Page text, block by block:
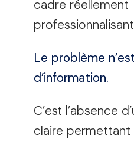
cadre réellement
Le problème
d’information.
C’est l’absence
claire